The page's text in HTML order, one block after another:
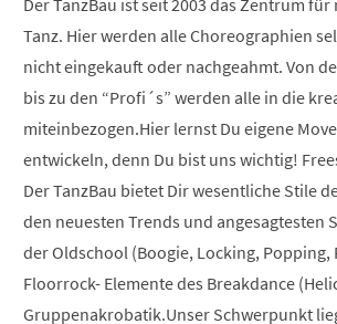
Der TanzBau ist seit 2003 das Zentrum
Tanz. Hier werden alle Choreographien
nicht eingekauft oder nachgeahmt. Von
bis zu den “Profi´s” werden alle in die
miteinbezogen.Hier lernst Du eigene
entwickeln, denn Du bist uns wichtig!
Der TanzBau bietet Dir wesentliche Stile
den neuesten Trends und angesagtesten
der Oldschool (Boogie, Locking,
Floorrock- Elemente des Breakdance
Gruppenakrobatik.Unser Schwerpunkt